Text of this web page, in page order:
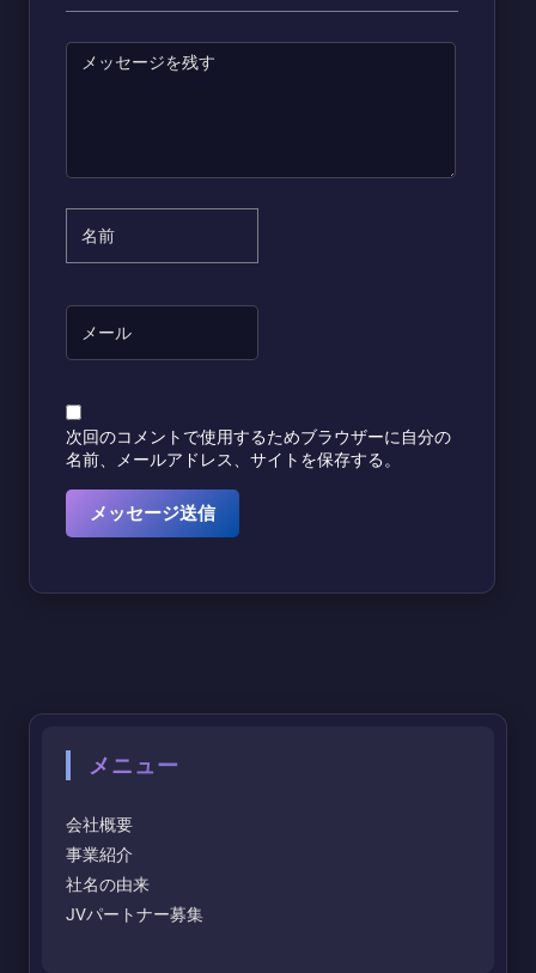
次回のコメントで使用するためブラウザーに自分の
名前、メールアドレス、サイトを保存する。
メニュー
会社概要
事業紹介
社名の由来
JVパートナー募集